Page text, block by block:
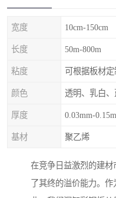
宽度 10cm-150cm
长度 50m-800m
粘度 可根据板材定
颜色 透明、乳白
厚度 0.03mm-
基材 聚乙烯
在竞争日益激烈的建材
了其终的溢价能力。